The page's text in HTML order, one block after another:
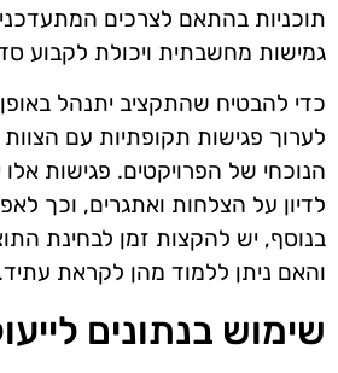
תוכניות בהתאם לצרכים
גמישות מחשבתית ויכולת לקבוע
כדי להבטיח שהתקציב יתנהל באופן
לערוך פגישות תקופתיות עם הצוות
הנוכחי של הפרויקטים. פגישות
לדיון על הצלחות ואתגרים, וכך
בנוסף, יש להקצות זמן לבחינת
והאם ניתן ללמוד מהן לקראת עתיד.
שימוש בנתונים